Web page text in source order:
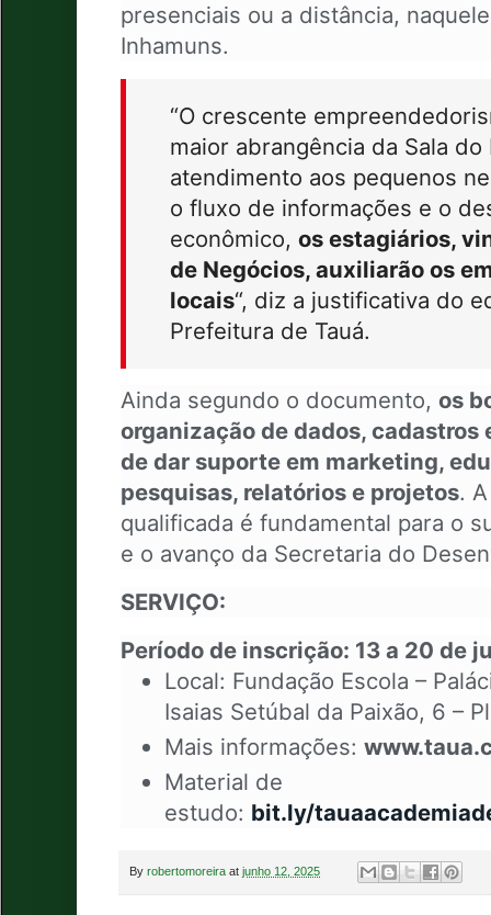
presenciais ou a distância,
Inhamuns.
“O crescente
maior abrangência da Sala
atendimento aos pequenos
o fluxo de informações e o
econômico, os estagiários,
de Negócios, auxiliarão os
locais“, diz a justificativa do
Prefeitura de Tauá.
Ainda segundo o documento, os
organização de dados, cadastros
de dar suporte em marketing,
pesquisas, relatórios e projetos.
qualificada é fundamental para o
e o avanço da Secretaria do
SERVIÇO:
Período de inscrição: 13 a 20 de
Local: Fundação Escola –
Isaias Setúbal da Paixão, 6 –
Mais informações:
Material de
estudo: bit.ly/
By robertomoreira at junho 12, 2025